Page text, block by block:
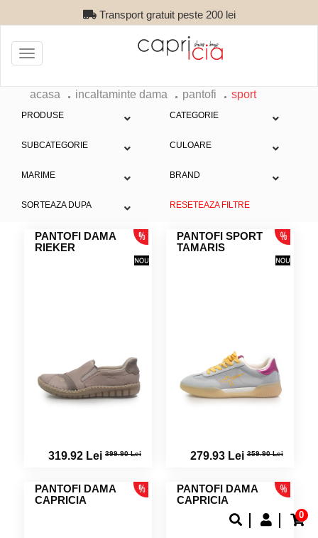
Transport gratuit peste 200 lei
0
Toggle
navigation
acasa incaltaminte dama pantofi sport
PRODUSE CATEGORIE
SUBCATEGORIE CULOARE
MARIME BRAND
SORTEAZA DUPA RESETEAZA FILTRE
PANTOFI DAMA
RIEKER
319.92 Lei 399.90 Lei
PANTOFI SPORT
TAMARIS
279.93 Lei359.90 Lei
PANTOFI DAMA
CAPRICIA
PANTOFI DAMA
CAPRICIA